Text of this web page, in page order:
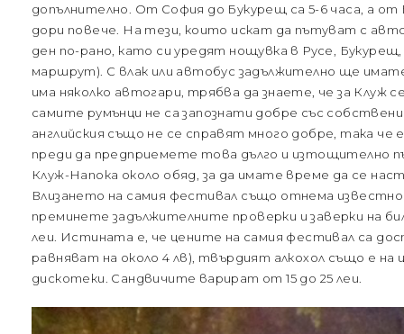
допълнително. От София до Букурещ са 5-6 часа, а
дори повече. На тези, които искат да пътуват с
ден по-рано, като си уредят нощувка в Русе,
маршрут). С влак или автобус задължително ще
има няколко автогари, трябва да знаете, че за Клуж
самите румънци не са запознати добре със
английския също не се справят много добре, така че
преди да предприемете това дълго и изтощително
Клуж-Напока около обяд, за да имате време да се
Влизането на самия фестивал също отнема
преминете задължителните проверки и заверки на
леи. Истината е, че цените на самия фестивал са
равняват на около 4 лв), твърдият алкохол също е
дискотеки. Сандвичите варират от 15 до 25 леи.